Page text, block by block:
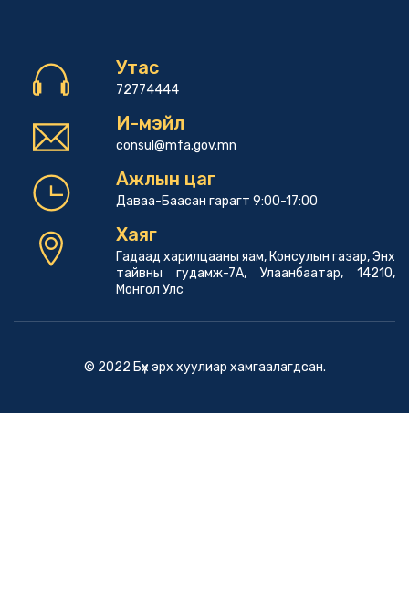
Утас
72774444
И-мэйл
consul@mfa.gov.mn
Ажлын цаг
Даваа-Баасан гарагт 9:00-17:00
Хаяг
Гадаад харилцааны яам, Консулын газар, Энх
тайвны гудамж-7А, Улаанбаатар, 14210,
Монгол Улс
© 2022 Бүх эрх хуулиар хамгаалагдсан.